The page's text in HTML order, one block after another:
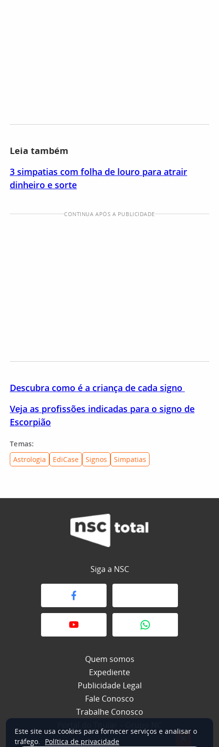
Leia também
3 simpatias com folha de louro para atrair
dinheiro e sorte
CONTINUA APÓS A PUBLICIDADE
Descubra como é a criança de cada signo
Veja as profissões indicadas para o signo de
Escorpião
Temas:
Astrologia
EdiCase Signos Simpatias
Siga a NSC
Quem somos
Expediente
Publicidade Legal
Fale Conosco
Trabalhe Conosco
Este site usa cookies para fornecer serviços e analisar o
tráfego.
Política de privacidade